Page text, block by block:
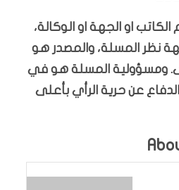
او الجهة او الوكالة،
نظر المسلة، والمصدر هو
ومسؤولية المسلة هو في
عن حرية الرأي بأعلى